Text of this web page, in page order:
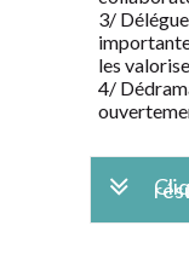
3/
les
4/